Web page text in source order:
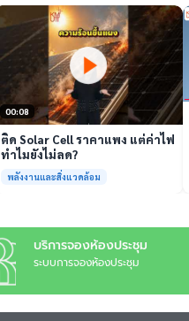
เล่นวิดีโอ
00:08
ติด Solar Cell ราคาแพง แต่ค่าไฟ
ทำไมยังไม่ลด?
พลังงานและสิ่งแวดล้อม
บริการจองห้องประชุม
ระบบการจองห้องประชุม